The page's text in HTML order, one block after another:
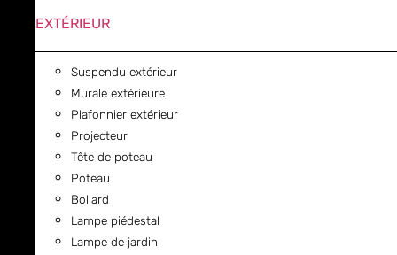
EXTÉRIEUR
Suspendu extérieur
Murale extérieure
Plafonnier extérieur
Projecteur
Tête de poteau
Poteau
Bollard
Lampe piédestal
Lampe de jardin